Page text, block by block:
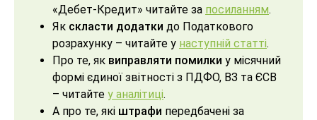
«Дебет-Кредит» читайте за посиланням.
Як скласти додатки до Податкового
розрахунку – читайте у наступній статті.
Про те, як виправляти помилки у місячний
формі єдиної звітності з ПДФО, ВЗ та ЄСВ
– читайте у аналітиці.
А про те, які штрафи передбачені за